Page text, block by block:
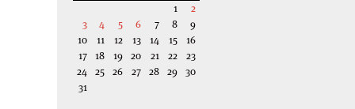
1
2
3
4 5 6 7 8
9
10
11 12 13 14 15
16
17 18 19 20 21 22
23
24 25 26 27 28 29 30
31